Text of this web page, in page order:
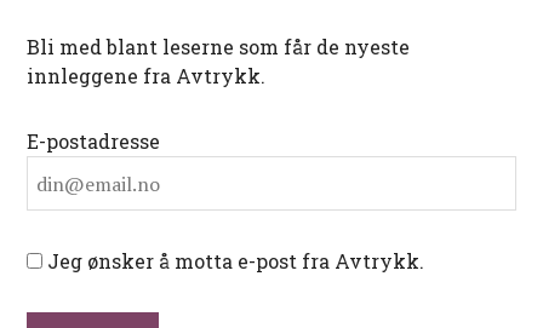
Bli med blant leserne som får de nyeste
innleggene fra Avtrykk.
E-postadresse
Jeg ønsker å motta e-post fra Avtrykk.